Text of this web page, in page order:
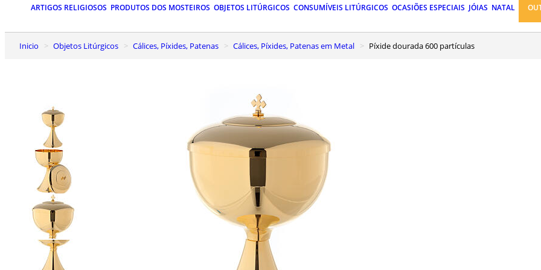
ARTIGOS RELIGIOSOS PRODUTOS DOS MOSTEIROS OBJETOS LITÚRGICOS CONSUMÍVEIS LITÚRGICOS OCASIÕES ESPECIAIS JÓIAS NATAL
Inicio Objetos Litúrgicos Cálices, Píxides, Patenas Cálices, Píxides, Patenas em Metal Píxide dourada 600 partículas